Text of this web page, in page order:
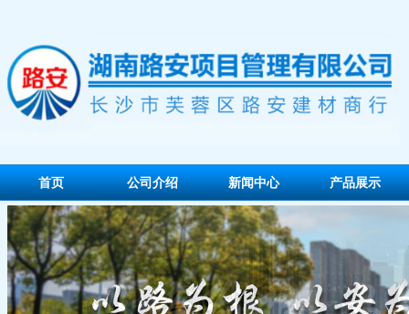
首页 公司介绍 新闻中心 产品展示